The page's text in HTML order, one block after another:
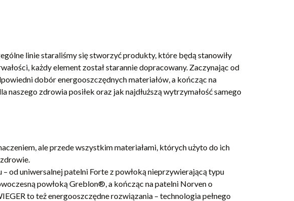
linie staraliśmy się stworzyć produkty, które będą stanowiły
każdy element został starannie dopracowany. Zaczynając od
dobór energooszczędnych materiałów, a kończąc na
zdrowia posiłek oraz jak najdłuższą wytrzymałość samego
ale przede wszystkim materiałami, których użyto do ich
od uniwersalnej patelni Forte z powłoką nieprzywierającą typu
powłoką Greblon®, a kończąc na patelni Norven o
to też energooszczędne rozwiązania – technologia pełnego